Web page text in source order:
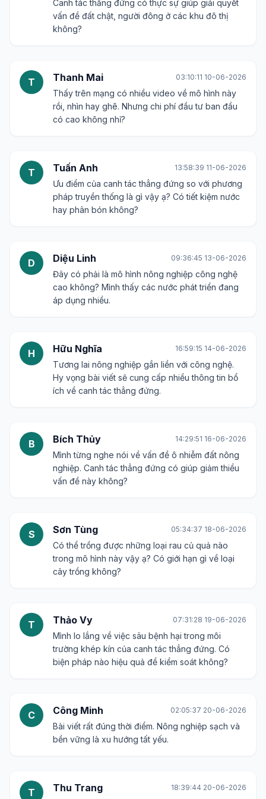
Canh tác thẳng đứng có thực sự giúp giải quyết
vấn đề đất chật, người đông ở các khu đô thị
không?
T Thanh Mai 03:10:11 10-06-2026
Thấy trên mạng có nhiều video về mô hình này
rồi, nhìn hay ghê. Nhưng chi phí đầu tư ban đầu
có cao không nhỉ?
T Tuấn Anh 13:58:39 11-06-2026
Ưu điểm của canh tác thẳng đứng so với phương
pháp truyền thống là gì vậy ạ? Có tiết kiệm nước
hay phân bón không?
D Diệu Linh 09:36:45 13-06-2026
Đây có phải là mô hình nông nghiệp công nghệ
cao không? Mình thấy các nước phát triển đang
áp dụng nhiều.
H Hữu Nghĩa 16:59:15 14-06-2026
Tương lai nông nghiệp gắn liền với công nghệ.
Hy vọng bài viết sẽ cung cấp nhiều thông tin bổ
ích về canh tác thẳng đứng.
B Bích Thủy 14:29:51 16-06-2026
Mình từng nghe nói về vấn đề ô nhiễm đất nông
nghiệp. Canh tác thẳng đứng có giúp giảm thiểu
vấn đề này không?
S Sơn Tùng 05:34:37 18-06-2026
Có thể trồng được những loại rau củ quả nào
trong mô hình này vậy ạ? Có giới hạn gì về loại
cây trồng không?
T Thảo Vy 07:31:28 19-06-2026
Mình lo lắng về việc sâu bệnh hại trong môi
trường khép kín của canh tác thẳng đứng. Có
biện pháp nào hiệu quả để kiểm soát không?
C Công Minh 02:05:37 20-06-2026
Bài viết rất đúng thời điểm. Nông nghiệp sạch và
bền vững là xu hướng tất yếu.
T Thu Trang 18:39:44 20-06-2026